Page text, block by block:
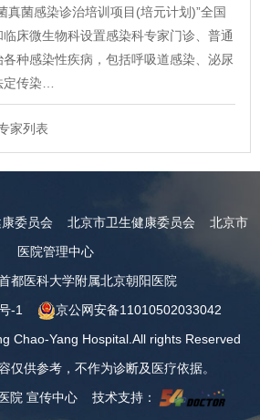
真菌感染诊治培训项目(培元计划)”全国
床微生物科设置感染科专家门诊、普通
种感染性疾病，包括呼吸道感染、泌尿
传染…
家列表
委员会 北京市卫生健康委员会
北京市
医院管理中心
都医科大学附属北京朝阳医院
-1
京公网安备11010502033042
Chao-Yang Hospital.All rights Reserved
仅供参考，不作为诊断及医疗依据。
院 宣传中心 技术支持：